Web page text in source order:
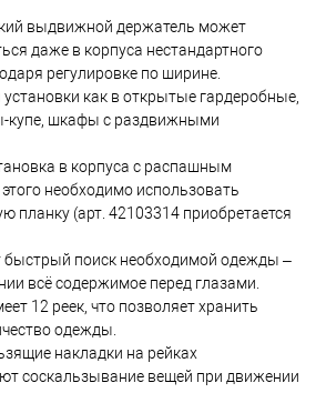
выдвижной держатель может
даже в корпуса нестандартного
регулировке по ширине.
как в открытые гардеробные,
купе, шкафы с раздвижными
в корпуса с распашным
необходимо использовать
планку (арт. 42103314 приобретается
быстрый поиск необходимой одежды –
всё содержимое перед глазами.
12 реек, что позволяет хранить
одежды.
накладки на рейках
соскальзывание вещей при движении